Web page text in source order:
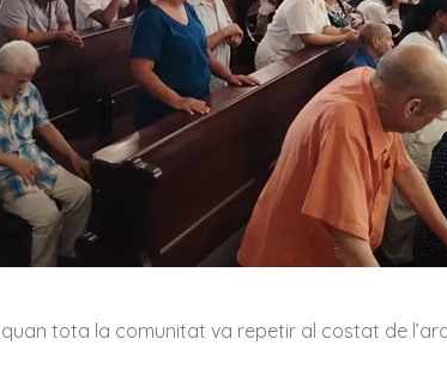
tota la comunitat va repetir al costat de